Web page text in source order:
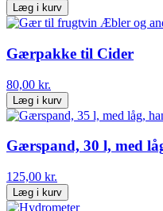
Læg i kurv
Gærpakke til Cider
80,00 kr.
Læg i kurv
Gærspand, 30 l, med
125,00 kr.
Læg i kurv